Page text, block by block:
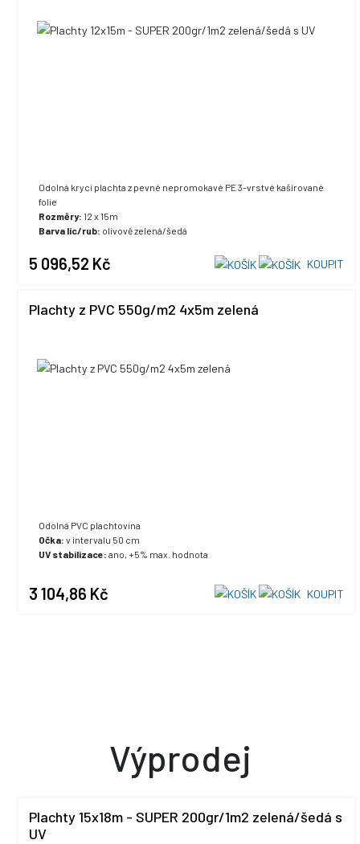
Odolná krycí plachta z pevné nepromokavé PE 3-vrstvé kašírované
folie
Rozměry: 12 x 15m
Barva líc/rub: olivově zelená/šedá
5 096,52 Kč KOUPIT
Plachty z PVC 550g/m2 4x5m zelená
Odolná PVC plachtovina
Očka: v intervalu 50 cm
UV stabilizace: ano, +5% max. hodnota
3 104,86 Kč KOUPIT
Výprodej
Plachty 15x18m - SUPER 200gr/1m2 zelená/šedá s
UV